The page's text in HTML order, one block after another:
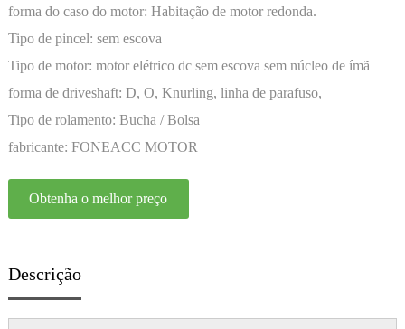
forma do caso do motor: Habitação de motor redonda.
Tipo de pincel: sem escova
Tipo de motor: motor elétrico dc sem escova sem núcleo de ímã
permanente
forma de driveshaft: D, O, Knurling, linha de parafuso,
Personalização
Tipo de rolamento: Bucha / Bolsa
fabricante: FONEACC MOTOR
Obtenha o melhor preço
Descrição